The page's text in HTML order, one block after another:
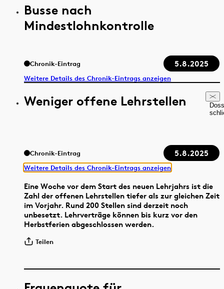
Busse nach
Mindestlohnkontrolle
Chronik-Eintrag 5.8.2025
Weitere Details des Chronik-Eintrags anzeigen
Weniger offene Lehrstellen
Chronik-Eintrag 5.8.2025
Weitere Details des Chronik-Eintrags anzeigen
Eine Woche vor dem Start des neuen Lehrjahrs ist die
Zahl der offenen Lehrstellen tiefer als zur gleichen Zeit
im Vorjahr. Rund 200 Stellen sind derzeit noch
unbesetzt. Lehrverträge können bis kurz vor den
Herbstferien abgeschlossen werden.
Teilen